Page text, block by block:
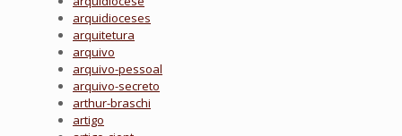
arquidioceses
arquitetura
arquivo
arquivo-pessoal
arquivo-secreto
arthur-braschi
artigo